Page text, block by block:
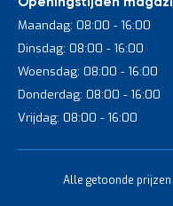
Maandag: 08:00 - 16:00
Dinsdag: 08:00 - 16:00
Woensdag: 08:00 - 16:00
Donderdag: 08:00 - 16:00
Vrijdag: 08:00 - 16:00
Alle getoonde